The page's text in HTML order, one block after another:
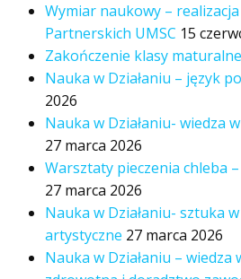
Wymiar naukowy –
Partnerskich UMSC 15
Zakończenie klasy
Nauka w Działaniu – język
2026
Nauka w Działaniu- wiedza
27 marca 2026
Warsztaty pieczenia chleba
27 marca 2026
Nauka w Działaniu- sztuka
artystyczne 27 marca 2026
Nauka w Działaniu – wiedza